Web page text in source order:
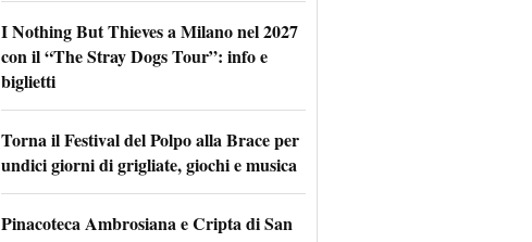
I Nothing But Thieves a Milano nel 2027
con il “The Stray Dogs Tour”: info e
biglietti
Torna il Festival del Polpo alla Brace per
undici giorni di grigliate, giochi e musica
Pinacoteca Ambrosiana e Cripta di San